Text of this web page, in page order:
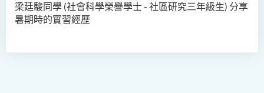
梁廷駿同學 (社會科學榮譽學士 - 社區研究三年級生) 分享
暑期時的實習經歷